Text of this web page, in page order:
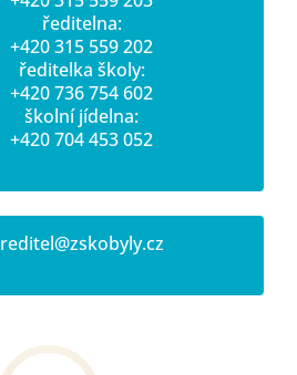
ředitelna:
+420 315 559 202
ředitelka školy:
+420 736 754 602
školní jídelna:
+420 704 453 052
reditel@zskobyly.cz